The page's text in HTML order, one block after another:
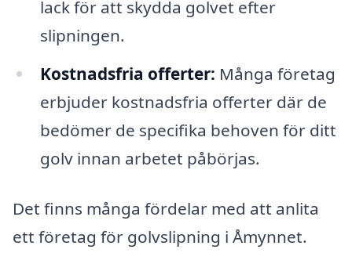
lack för att skydda golvet efter
slipningen.
Kostnadsfria offerter: Många företag
erbjuder kostnadsfria offerter där de
bedömer de specifika behoven för ditt
golv innan arbetet påbörjas.
Det finns många fördelar med att anlita
ett företag för golvslipning i Åmynnet.